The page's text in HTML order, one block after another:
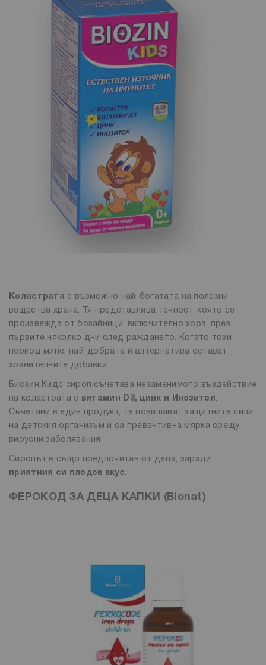
Коластрата е възможно най-богатата на полезни
вещества храна. Тя представлява течност, която се
произвежда от бозайници, включително хора, през
първите няколко дни след раждането. Когато този
период мине, най-добрата ѝ алтернатива остават
хранителните добавки.
Биозин Кидс сироп съчетава незаменимото въздействие
на коластрата с
витамин D3, цинк и Инозитол .
Съчетани в един продукт, те повишават защитните сили
на детския организъм и са превантивна мярка срещу
вирусни заболявания.
Сиропът е също предпочитан от деца, заради
приятния си плодов вкус.
ФЕРОКОД ЗА ДЕЦА КАПКИ (Bionat)